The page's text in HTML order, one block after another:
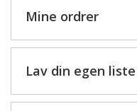
Mine ordrer
Lav din egen